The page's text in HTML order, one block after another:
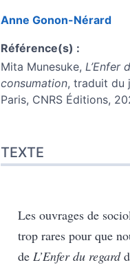
Anne Gonon-Nérard
Référence(s) :
Mita Munesuke, L’Enfer
consumation, traduit du
Paris, CNRS Éditions,
Citer cet article
Auteur
TEXTE
Les ouvrages de
trop rares pour que
de L’Enfer du regard